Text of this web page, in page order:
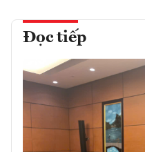
Đọc tiếp